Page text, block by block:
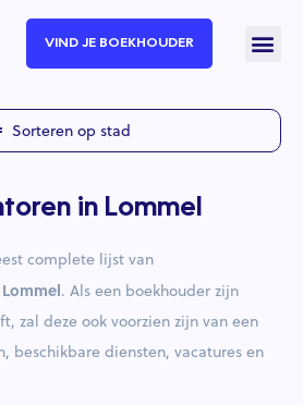
VIND JE BOEKHOUDER
Sorteren op stad
in Lommel
complete lijst van
. Als een boekhouder zijn
zal deze ook voorzien zijn van een
beschikbare diensten, vacatures en